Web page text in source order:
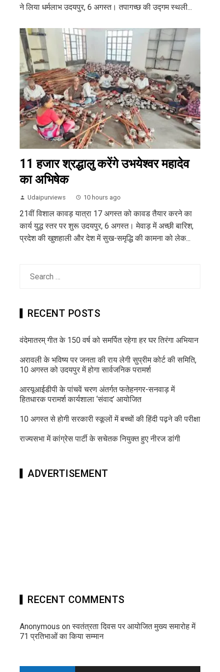
ने लिया धर्मलाभ उदयपुर, 6 अगस्त। तपागच्छ की उद्गम स्थली...
11 हजार श्रद्धालु करेंगे उभयेश्वर महादेव
का अभिषेक
Udaipurviews 10 hours ago
21वीं विशाल कावड़ यात्रा 17 अगस्त को कावड तैयार करने का
कार्य युद्ध स्तर पर शुरू उदयपुर, 6 अगस्त। मेवाड़ में अच्छी बारिश,
प्रदेश की खुशहाली और देश में सुख-समृद्धि की कामना को लेक...
RECENT POSTS
वंदेमातरम् गीत के 150 वर्ष को समर्पित रहेगा हर घर तिरंगा अभियान
अरावली के भविष्य पर जनता की राय लेगी सुप्रीम कोर्ट की समिति,
10 अगस्त को उदयपुर में होगा सार्वजनिक परामर्श
आरयूआईडीपी के पांचवें चरण अंतर्गत फतेहनगर-सनवाड़ में
हितधारक परामर्श कार्यशाला ‘संवाद’ आयोजित
10 अगस्त से होगी सरकारी स्कूलों में बच्चों की हिंदी पढ़ने की परीक्षा
राज्यसभा में कांग्रेस पार्टी के सचेतक नियुक्त हुए नीरज डांगी
ADVERTISEMENT
RECENT COMMENTS
Anonymous onस्वतंत्रता दिवस पर आयोजित मुख्य समारोह में
71 प्रतिभाओं का किया सम्मान